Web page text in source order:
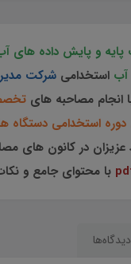
پایه و پایش داده های
آب استخدامی شرکت
انجام مصاحبه های
استخدامی دستگاه
عزیزان در کانون های
با محتوای جامع و
دیدگاه‌ها